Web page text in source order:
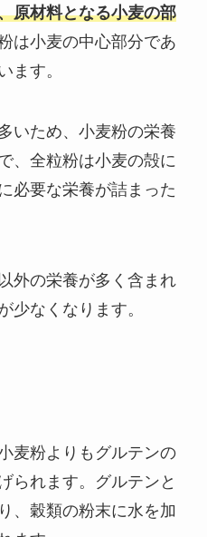
原材料となる小麦の部
は小麦の中心部分であ
ます。
いため、小麦粉の栄養
、全粒粉は小麦の殻に
必要な栄養が詰まった
外の栄養が多く含まれ
少なくなります。
麦粉よりもグルテンの
られます。グルテンと
、穀類の粉末に水を加